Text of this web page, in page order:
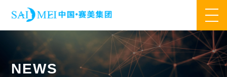
业务范围
NEWS